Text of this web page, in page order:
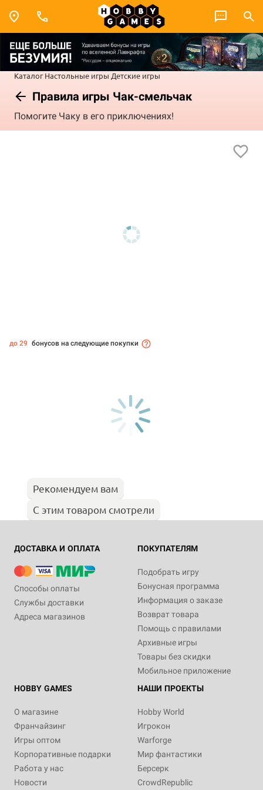
Каталог Настольные игры Детские игры
Правила игры Чак-смельчак
Помогите Чаку в его приключениях!
до 29 бонусов на следующие покупки
Рекомендуем вам
С этим товаром смотрели
ДОСТАВКА И ОПЛАТА
Способы оплаты
Службы доставки
Адреса магазинов
ПОКУПАТЕЛЯМ
Подобрать игру
Бонусная программа
Информация о заказе
Возврат товара
Помощь с правилами
Архивные игры
Товары без скидки
Мобильное приложение
HOBBY GAMES
О магазине
Франчайзинг
Игры оптом
Корпоративные подарки
Работа у нас
Новости
НАШИ ПРОЕКТЫ
Hobby World
Игрокон
Warforge
Мир фантастики
Берсерк
CrowdRepublic